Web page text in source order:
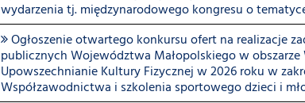
wydarzenia tj. międzynarodowego kongresu o
Ogłoszenie otwartego konkursu ofert na realizacje
publicznych Województwa Małopolskiego w obszarze
Upowszechnianie Kultury Fizycznej w 2026 roku w
Współzawodnictwa i szkolenia sportowego dzieci i